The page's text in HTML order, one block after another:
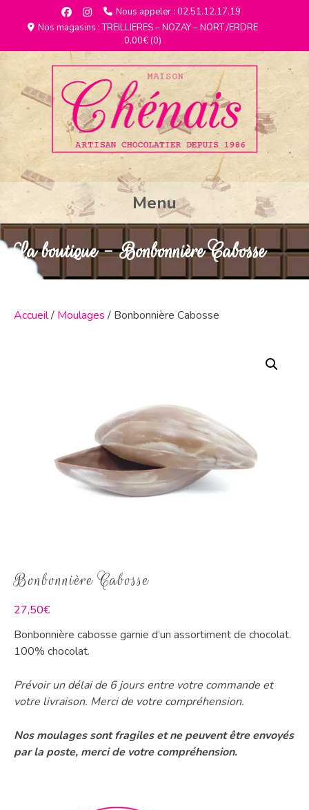
Nous appeler : 02.51.12.17.19
Nos magasins : TREILLIERES – NOZAY – NORT /ERDRE
0,00€(0)
Menu
La boutique - Bonbonnière Cabosse
Accueil/ Moulages / Bonbonnière Cabosse
Bonbonnière Cabosse
27,50€
Bonbonnière cabosse garnie d’un assortiment de chocolat.
100% chocolat.
Prévoir un délai de 6 jours entre votre commande et
votre livraison. Merci de votre compréhension.
Nos moulages sont fragiles et ne peuvent être envoyés
par la poste, merci de votre compréhension.